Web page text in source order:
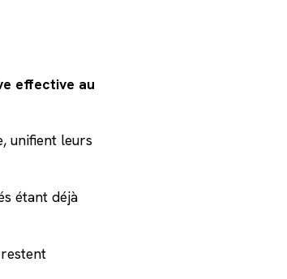
effective au
unifient leurs
étant déjà